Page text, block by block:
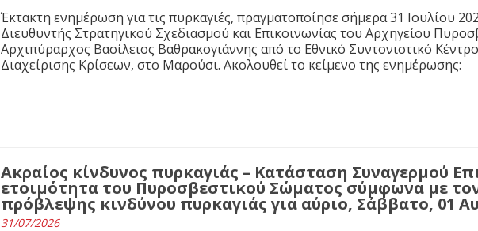
Έκτακτη ενημέρωση για τις πυρκαγιές, πραγματοποίησε σήμερα 31 Ιουλίου
Διευθυντής Στρατηγικού Σχεδιασμού και Επικοινωνίας του Αρχηγείου
Αρχιπύραρχος Βασίλειος Βαθρακογιάννης από το Εθνικό Συντονιστικό
Διαχείρισης Κρίσεων, στο Μαρούσι. Ακολουθεί το κείμενο της ενημέρωσης:
Ακραίος κίνδυνος πυρκαγιάς – Κατάσταση Συναγερμού
ετοιμότητα του Πυροσβεστικού Σώματος σύμφωνα με
πρόβλεψης κινδύνου πυρκαγιάς για αύριο, Σάββατο, 01
31/07/2026